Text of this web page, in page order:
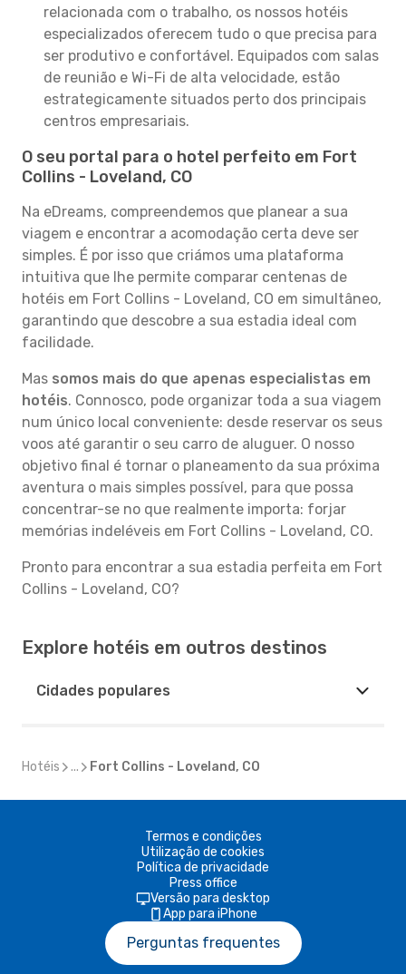
relacionada com o trabalho, os nossos hotéis
especializados oferecem tudo o que precisa para
ser produtivo e confortável. Equipados com salas
de reunião e Wi-Fi de alta velocidade, estão
estrategicamente situados perto dos principais
centros empresariais.
O seu portal para o hotel perfeito em Fort
Collins - Loveland, CO
Na eDreams, compreendemos que planear a sua
viagem e encontrar a acomodação certa deve ser
simples. É por isso que criámos uma plataforma
intuitiva que lhe permite comparar centenas de
hotéis em Fort Collins - Loveland, CO em simultâneo,
garantindo que descobre a sua estadia ideal com
facilidade.
Mas somos mais do que apenas especialistas em
hotéis. Connosco, pode organizar toda a sua viagem
num único local conveniente: desde reservar os seus
voos até garantir o seu carro de aluguer. O nosso
objetivo final é tornar o planeamento da sua próxima
aventura o mais simples possível, para que possa
concentrar-se no que realmente importa: forjar
memórias indeléveis em Fort Collins - Loveland, CO.
Pronto para encontrar a sua estadia perfeita em Fort
Collins - Loveland, CO?
Explore hotéis em outros destinos
Cidades populares
Hotéis ... Fort Collins - Loveland, CO
Termos e condições
Utilização de cookies
Política de privacidade
Press office
Versão para desktop
App para iPhone
Perguntas frequentes